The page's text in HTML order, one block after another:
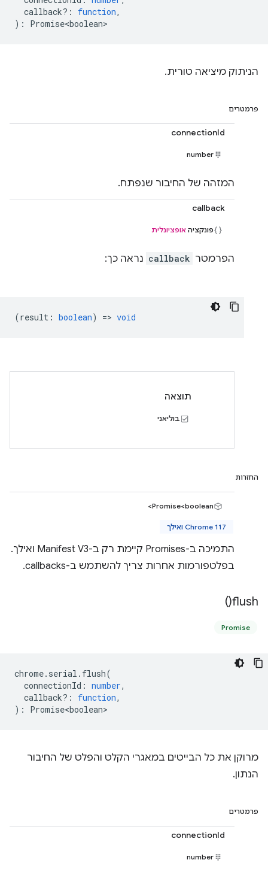
callback? : function,
) : Promise<boolean>
הניתוק מיציאה טורית.
פרמטרים
connectionId
number
המזהה של החיבור שנפתח.
callback
פונקציה אופציונלית
הפרמטר callback נראה כך:
(result : boolean) => void
תוצאה
בוליאני
החזרות
Promise<boolean>
Chrome 117 ואילך
התמיכה ב-Promises קיימת רק ב-Manifest V3 ואילך.
בפלטפורמות אחרות צריך להשתמש ב-callbacks.
flush(
)
Promise
chrome. serial . flush(
connectionId : number,
callback? : function,
) : Promise<boolean>
מרוקן את כל הבייטים במאגרי הקלט והפלט של החיבור
הנתון.
פרמטרים
connectionId
number